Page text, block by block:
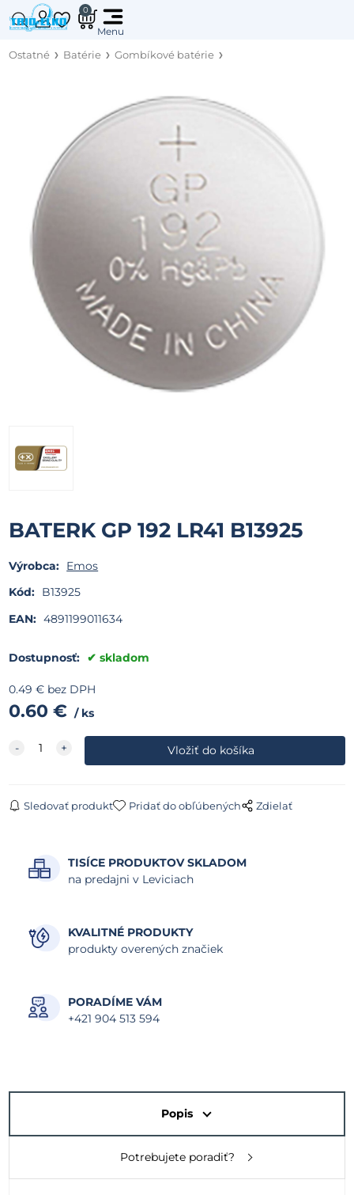
0
Ostatné Batérie Gombíkové batérie
BATERK GP 192 LR41 B13925
Výrobca: Emos
Kód: B13925
EAN: 4891199011634
Dostupnosť: skladom
0.49 € bez DPH
0.60 € ks
Sledovať produkt Pridať do obľúbených Zdielať
TISÍCE PRODUKTOV SKLADOM
na predajni v Leviciach
KVALITNÉ PRODUKTY
produkty overených značiek
PORADÍME VÁM
+421 904 513 594
Popis
Potrebujete poradiť?